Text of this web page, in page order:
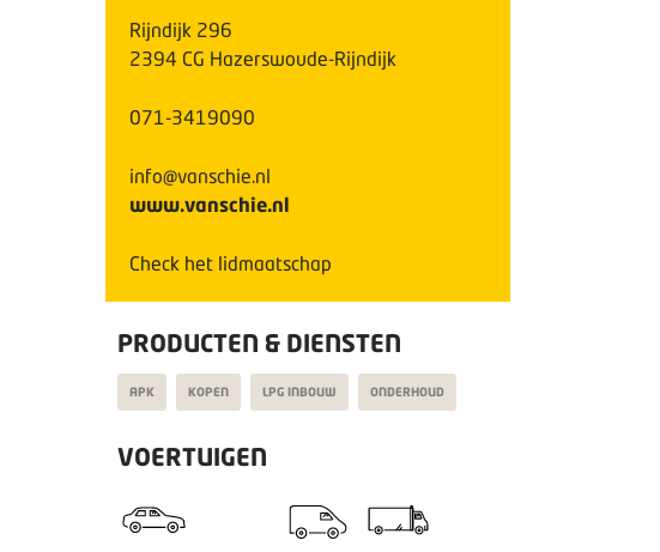
Rijndijk 296
2394 CG Hazerswoude-Rijndijk
071-3419090
info@vanschie.nl
www.vanschie.nl
Check het lidmaatschap
PRODUCTEN & DIENSTEN
APK KOPEN LPG INBOUW ONDERHOUD
VOERTUIGEN